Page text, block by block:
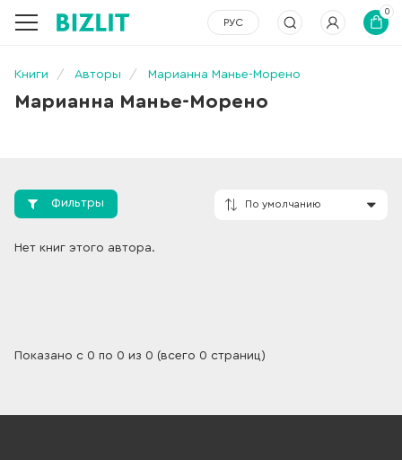
РУС
0
Книги Авторы Марианна Манье-Морено
Марианна Манье-Морено
Фильтры
Нет книг этого автора.
Показано с 0 по 0 из 0 (всего 0 страниц)